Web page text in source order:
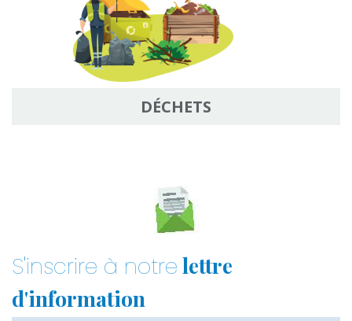
DÉCHETS
S'inscrire à notrelettre
d'information